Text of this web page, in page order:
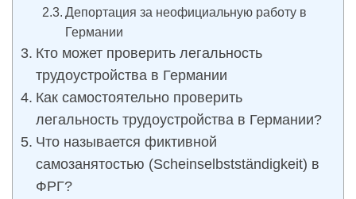
Депортация за неофициальную работу в
Германии
Кто может проверить легальность
трудоустройства в Германии
Как самостоятельно проверить
легальность трудоустройства в Германии?
Что называется фиктивной
самозанятостью (Scheinselbstständigkeit) в
ФРГ?